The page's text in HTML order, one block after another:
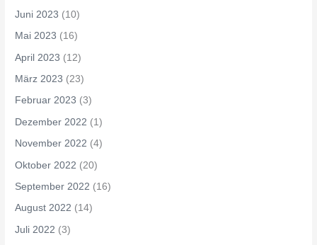
Juni 2023 (10)
Mai 2023 (16)
April 2023 (12)
März 2023 (23)
Februar 2023 (3)
Dezember 2022 (1)
November 2022 (4)
Oktober 2022 (20)
September 2022 (16)
August 2022 (14)
Juli 2022 (3)